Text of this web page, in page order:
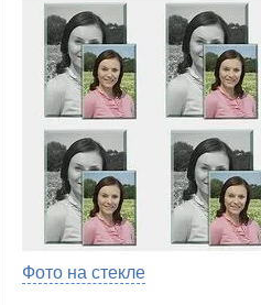
Фото на стекле